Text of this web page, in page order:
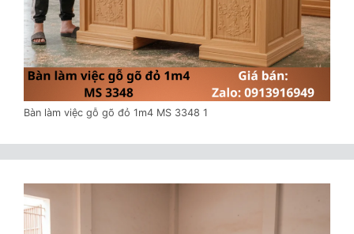
Bàn làm việc gỗ gõ đỏ 1m4 MS 3348 1